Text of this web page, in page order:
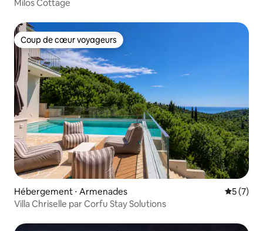
Milos Cottage
Coup de cœur voyageurs
Coup de cœur voyageurs
Hébergement ⋅ Armenades
5 (7)
Villa Chriselle par Corfu Stay Solutions